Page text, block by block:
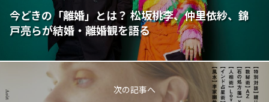
今どきの「離婚」とは？ 松坂桃李、仲里依紗、錦
戸亮らが結婚・離婚観を語る
次の記事へ